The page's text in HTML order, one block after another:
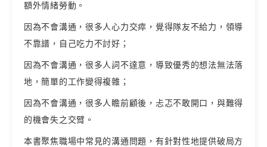
額外情緒勞動。
因為不會溝通，很多人心力交瘁，覺得隊友不給力，領導
不靠譜，自己吃力不討好；
因為不會溝通，很多人詞不達意，導致優秀的想法無法落
地，簡單的工作變得複雜；
因為不會溝通，很多人瞻前顧後，忐忑不敢開口，與難得
的機會失之交臂。
本書聚焦職場中常見的溝通問題，有針對性地提供破局方